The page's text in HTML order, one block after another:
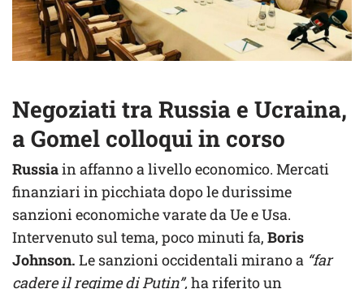
Negoziati tra Russia e Ucraina,
a Gomel colloqui in corso
Russiain affanno a livello economico. Mercati
finanziari in picchiata dopo le durissime
sanzioni economiche varate da Ue e Usa.
Intervenuto sul tema, poco minuti fa, Boris
Johnson. Le sanzioni occidentali mirano a “far
cadere il regime di Putin”,ha riferito un